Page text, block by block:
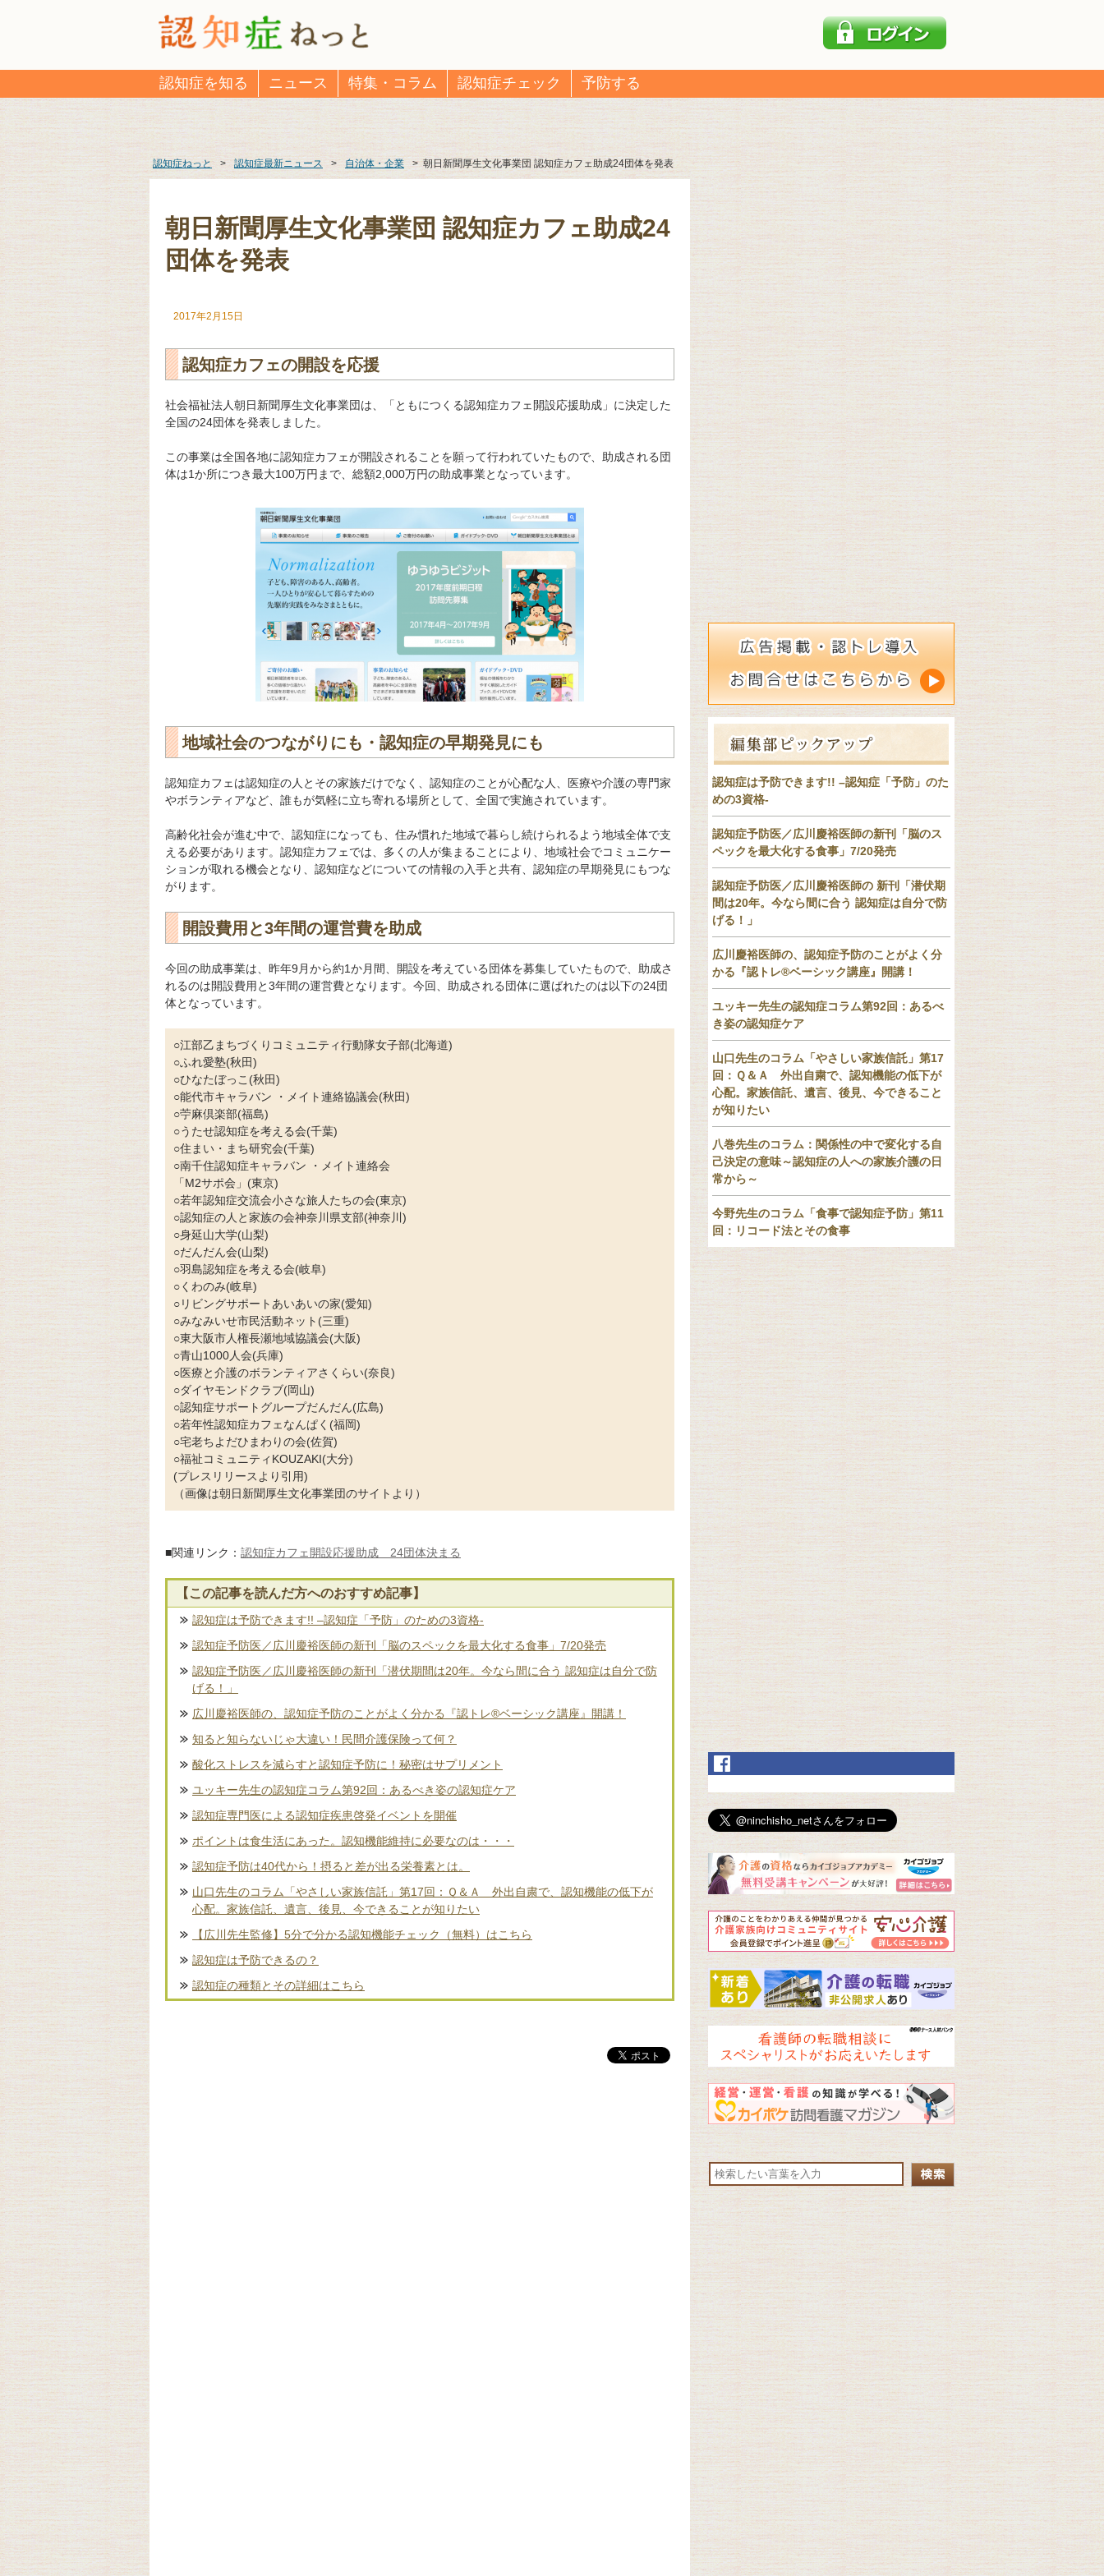
認知症を知る ニュース 特集・コラム 認知症チェック 予防する
認知症ねっと > 認知症最新ニュース > 自治体・企業 > 朝日新聞厚生文化事業団 認知症カフェ助成24団体を発表
朝日新聞厚生文化事業団 認知症カフェ助成24
団体を発表
2017年2月15日
認知症カフェの開設を応援
社会福祉法人朝日新聞厚生文化事業団は、「ともにつくる認知症カフェ開設応援助成」に決定した
全国の24団体を発表しました。
この事業は全国各地に認知症カフェが開設されることを願って行われていたもので、助成される団
体は1か所につき最大100万円まで、総額2,000万円の助成事業となっています。
地域社会のつながりにも・認知症の早期発見にも
認知症カフェは認知症の人とその家族だけでなく、認知症のことが心配な人、医療や介護の専門家
やボランティアなど、誰もが気軽に立ち寄れる場所として、全国で実施されています。
高齢化社会が進む中で、認知症になっても、住み慣れた地域で暮らし続けられるよう地域全体で支
える必要があります。認知症カフェでは、多くの人が集まることにより、地域社会でコミュニケー
ションが取れる機会となり、認知症などについての情報の入手と共有、認知症の早期発見にもつな
がります。
開設費用と3年間の運営費を助成
今回の助成事業は、昨年9月から約1か月間、開設を考えている団体を募集していたもので、助成さ
れるのは開設費用と3年間の運営費となります。今回、助成される団体に選ばれたのは以下の24団
体となっています。
○江部乙まちづくりコミュニティ行動隊女子部(北海道)
○ふれ愛塾(秋田)
○ひなたぼっこ(秋田)
○能代市キャラバン ・メイト連絡協議会(秋田)
○苧麻倶楽部(福島)
○うたせ認知症を考える会(千葉)
○住まい・まち研究会(千葉)
○南千住認知症キャラバン ・メイト連絡会
「M2サポ会」(東京)
○若年認知症交流会小さな旅人たちの会(東京)
○認知症の人と家族の会神奈川県支部(神奈川)
○身延山大学(山梨)
○だんだん会(山梨)
○羽島認知症を考える会(岐阜)
○くわのみ(岐阜)
○リビングサポートあいあいの家(愛知)
○みなみいせ市民活動ネット(三重)
○東大阪市人権長瀬地域協議会(大阪)
○青山1000人会(兵庫)
○医療と介護のボランティアさくらい(奈良)
○ダイヤモンドクラブ(岡山)
○認知症サポートグループだんだん(広島)
○若年性認知症カフェなんぱく(福岡)
○宅老ちよだひまわりの会(佐賀)
○福祉コミュニティKOUZAKI(大分)
(プレスリリースより引用)
（画像は朝日新聞厚生文化事業団のサイトより）
■関連リンク： 認知症カフェ開設応援助成 24団体決まる
【この記事を読んだ方へのおすすめ記事】
認知症は予防できます!! –認知症「予防」のための3資格-
認知症予防医／広川慶裕医師の新刊「脳のスペックを最大化する食事」7/20発売
認知症予防医／広川慶裕医師の新刊「潜伏期間は20年。今なら間に合う 認知症は自分で防
げる！」
広川慶裕医師の、認知症予防のことがよく分かる『認トレ®️ベーシック講座』開講！
知ると知らないじゃ大違い！民間介護保険って何？
酸化ストレスを減らすと認知症予防に！秘密はサプリメント
ユッキー先生の認知症コラム第92回：あるべき姿の認知症ケア
認知症専門医による認知症疾患啓発イベントを開催
ポイントは食生活にあった。認知機能維持に必要なのは・・・
認知症予防は40代から！摂ると差が出る栄養素とは。
山口先生のコラム「やさしい家族信託」第17回：Ｑ＆Ａ 外出自粛で、認知機能の低下が
心配。家族信託、遺言、後見、今できることが知りたい
【広川先生監修】5分で分かる認知機能チェック（無料）はこちら
認知症は予防できるの？
認知症の種類とその詳細はこちら
認知症は予防できます!! –認知症「予防」のた
めの3資格-
認知症予防医／広川慶裕医師の新刊「脳のス
ペックを最大化する食事」7/20発売
認知症予防医／広川慶裕医師の 新刊「潜伏期
間は20年。今なら間に合う 認知症は自分で防
げる！」
広川慶裕医師の、認知症予防のことがよく分
かる『認トレ®️ベーシック講座』開講！
ユッキー先生の認知症コラム第92回：あるべ
き姿の認知症ケア
山口先生のコラム「やさしい家族信託」第17
回：Ｑ＆Ａ 外出自粛で、認知機能の低下が
心配。家族信託、遺言、後見、今できること
が知りたい
八巻先生のコラム：関係性の中で変化する自
己決定の意味～認知症の人への家族介護の日
常から～
今野先生のコラム「食事で認知症予防」第11
回：リコード法とその食事